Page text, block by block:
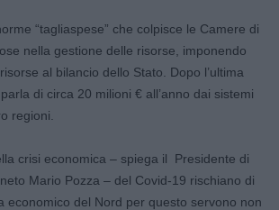
“tagliaspese” che colpisce le Camere di
nella gestione delle risorse, imponendo
al bilancio dello Stato. Dopo l’ultima
di circa 20 milioni € all’anno dai sistemi
regioni.
crisi economica – spiega il Presidente di
Mario Pozza – del Covid-19 rischiano di
economico del Nord per questo servono non